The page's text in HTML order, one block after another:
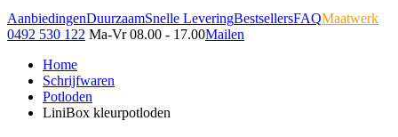
AanbiedingenDuurzaamSnelle LeveringBestsellersFAQMaatwerk
0492 530 122 Ma-Vr 08.00 - 17.00Mailen
Home
Schrijfwaren
Potloden
LiniBox kleurpotloden